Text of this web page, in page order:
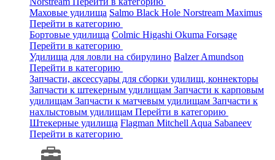
Маховые удилища Salmo Black Hole Norstream Maximus
Перейти в категорию
Бортовые удилища Colmic Higashi Okuma Forsage
Перейти в категорию
Удилища для ловли на сбирулино BalzerAmundson
Перейти в категорию
Запчасти, аксессуары для сборки удилищ, коннекторы
Запчасти к штекерным удилищам Запчасти к карповым
удилищам Запчасти к матчевым удилищам Запчасти к
нахлыстовым удилищам Перейти в категорию
Штекерные удилища Flagman Mitchell Aqua Sabaneev
Перейти в категорию